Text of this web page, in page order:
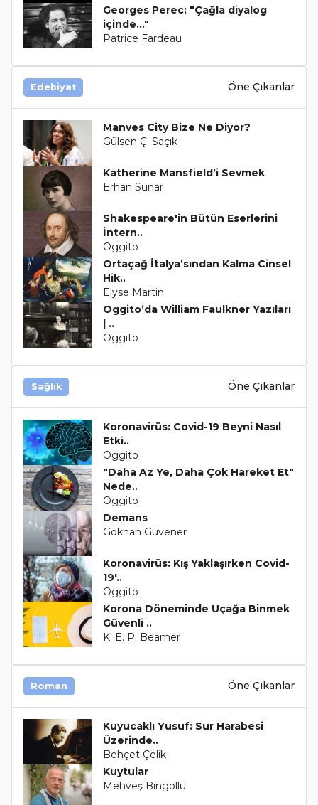
Georges Perec: "Çağla diyalog
içinde..."
Patrice Fardeau
Edebiyat Öne Çıkanlar
Manves City Bize Ne Diyor?
Gülsen Ç. Saçık
Katherine Mansfield’i Sevmek
Erhan Sunar
Shakespeare'in Bütün Eserlerini
İntern..
Oggito
Ortaçağ İtalya’sından Kalma Cinsel
Hik..
Elyse Martin
Oggito’da William Faulkner Yazıları
| ..
Oggito
Sağlık Öne Çıkanlar
Koronavirüs: Covid-19 Beyni Nasıl
Etki..
Oggito
"Daha Az Ye, Daha Çok Hareket Et"
Nede..
Oggito
Demans
Gökhan Güvener
Koronavirüs: Kış Yaklaşırken Covid-
19'..
Oggito
Korona Döneminde Uçağa Binmek
Güvenli ..
K. E. P. Beamer
Roman Öne Çıkanlar
Kuyucaklı Yusuf: Sur Harabesi
Üzerinde..
Behçet Çelik
Kuytular
Mehveş Bingöllü